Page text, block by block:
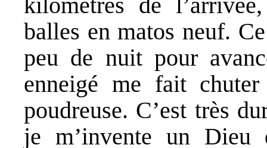
balles en matos neuf.
peu de nuit pour
enneigé me fait
poudreuse. C’est très
je m’invente un Dieu